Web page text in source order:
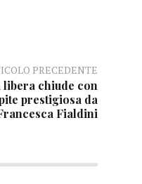
PRECEDENTE
chiude con
prestigiosa da
Fialdini